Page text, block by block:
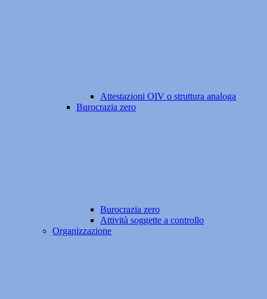
Attestazioni OIV o struttura analoga
Burocrazia zero
Burocrazia zero
Attività soggette a controllo
Organizzazione